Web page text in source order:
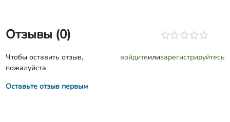
Отзывы (0)
Чтобы оставить отзыв,
пожалуйста
войдитеилизарегистрируйтесь
Оставьте отзыв первым